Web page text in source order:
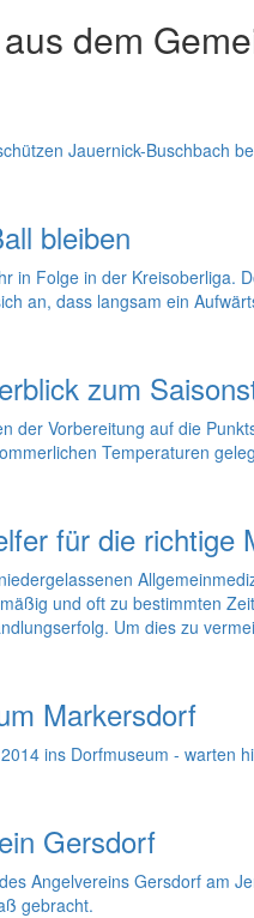
dem
Jauernick-Buschbach
bleiben
in Folge in der
an, dass langsam ein
zum
der Vorbereitung auf die
Temperaturen
für die richtige
und oft zu bestimmten
Um dies zu
Markersdorf
ins Dorfmuseum - warten
Gersdorf
Angelvereins Gersdorf am
gebracht.